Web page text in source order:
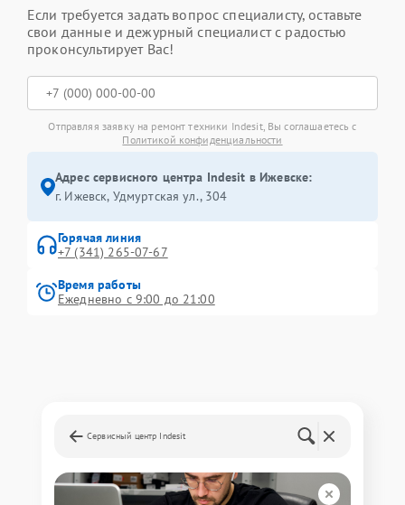
Если требуется задать вопрос специалисту, оставьте
свои данные и дежурный специалист с радостью
проконсультирует Вас!
Отправляя заявку на ремонт техники Indesit, Вы соглашаетесь с
Политикой конфиденциальности
Адрес сервисного центра Indesit в Ижевске:
г. Ижевск, Удмуртская ул., 304
Горячая линия
+7 (341) 265-07-67
Время работы
Ежедневно с 9:00 до 21:00
Сервисный центр Indesit